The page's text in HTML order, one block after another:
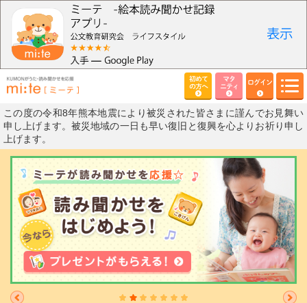
初めて
の方へ
マタ
ニティ
ログイン
この度の令和8年熊本地震により被災された皆さまに謹んでお見舞い
申し上げます。被災地域の一日も早い復旧と復興を心よりお祈り申し
上げます。